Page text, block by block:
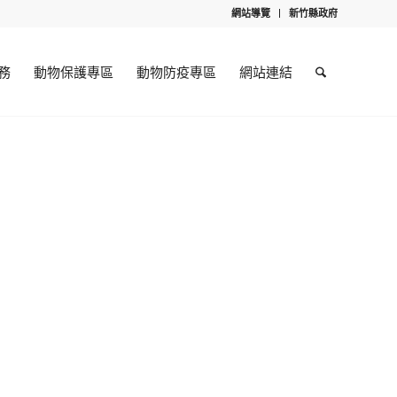
網站導覽 新竹縣政府
動物保護專區 動物防疫專區 網站連結